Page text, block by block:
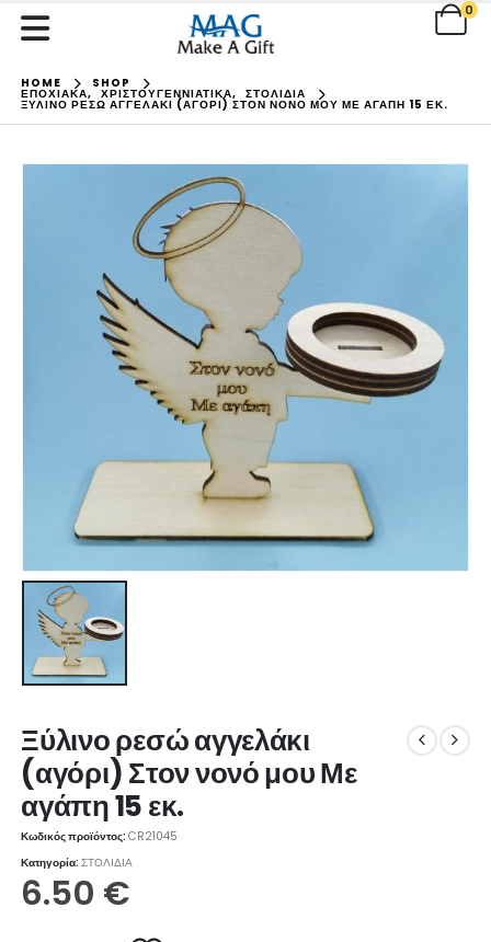
0
HOME SHOP
ΕΠΟΧΙΑΚΑ, ΧΡΙΣΤΟΥΓΕΝΝΙΑΤΙΚΑ, ΣΤΟΛΙΔΙΑ
ΞΎΛΙΝΟ ΡΕΣΏ ΑΓΓΕΛΆΚΙ (ΑΓΌΡΙ) ΣΤΟΝ ΝΟΝΌ ΜΟΥ ΜΕ ΑΓΆΠΗ 15 ΕΚ.
Ξύλινο ρεσώ αγγελάκι
(αγόρι) Στον νονό μου Με
αγάπη 15 εκ.
Κωδικός προϊόντος:CR21045
Κατηγορία:ΣΤΟΛΙΔΙΑ
6.50 €